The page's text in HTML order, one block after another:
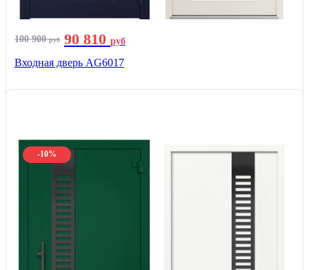
100 900руб 90 810 руб
Входная дверь AG6017
-10%